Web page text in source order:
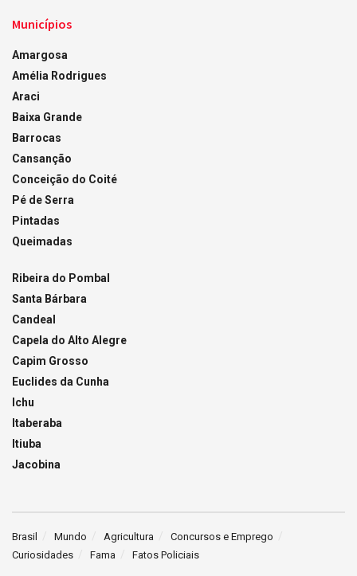
Municípios
Amargosa
Amélia Rodrigues
Araci
Baixa Grande
Barrocas
Cansanção
Conceição do Coité
Pé de Serra
Pintadas
Queimadas
Ribeira do Pombal
Santa Bárbara
Candeal
Capela do Alto Alegre
Capim Grosso
Euclides da Cunha
Ichu
Itaberaba
Itiuba
Jacobina
Brasil Mundo Agricultura
Concursos e Emprego
Curiosidades
Fama Fatos Policiais